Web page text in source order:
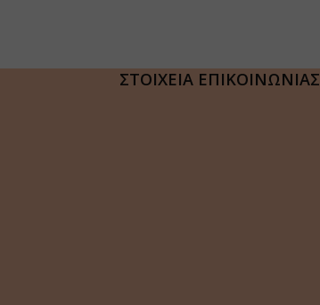
ΣΤΟΙΧΕΙΑ ΕΠΙΚΟΙΝΩΝΙΑΣ